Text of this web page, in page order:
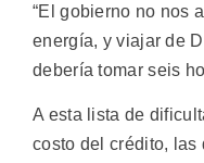
“El gobierno no nos
energía, y viajar de
debería tomar seis
A esta lista de
costo del crédito, las